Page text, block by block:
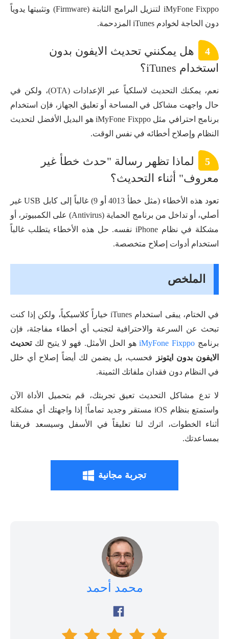
iMyFone Fixppo لتنزيل البرامج الثابتة (Firmware) وتثبيتها يدوياً
دون الحاجة لخوادم iTunes المزدحمة.
4
هل يمكنني تحديث الايفون بدون
استخدام iTunes؟
نعم، يمكنك التحديث لاسلكياً عبر الإعدادات (OTA)، ولكن في
حال واجهت مشاكل في المساحة أو تعليق الجهاز، فإن استخدام
برنامج احترافي مثل iMyFone Fixppo هو البديل الأفضل لتحديث
النظام وإصلاح أخطائه في نفس الوقت.
5
لماذا تظهر رسالة "حدث خطأ غير
معروف" أثناء التحديث؟
تعود هذه الأخطاء (مثل خطأ 4013 أو 9) غالباً إلى كابل USB غير
أصلي، أو تداخل من برنامج الحماية (Antivirus) على الكمبيوتر، أو
مشكلة في نظام iPhone نفسه. حل هذه الأخطاء يتطلب غالباً
استخدام أدوات إصلاح متخصصة.
الملخص
في الختام، يبقى استخدام iTunes خياراً كلاسيكياً، ولكن إذا كنت
تبحث عن السرعة والاحترافية لتجنب أي أخطاء مفاجئة، فإن
برنامج iMyFone Fixppoهو الحل الأمثل. فهو لا يتيح لكتحديث
الايفون بدون ايتونز
فحسب، بل يضمن لك أيضاً إصلاح أي خلل
في النظام دون فقدان ملفاتك الثمينة.
لا تدع مشاكل التحديث تعيق تجربتك، قم بتحميل الأداة الآن
واستمتع بنظام iOS مستقر وجديد تماماً! إذا واجهتك أي مشكلة
أثناء الخطوات، اترك لنا تعليقاً في الأسفل وسيسعد فريقنا
بمساعدتك.
تجربة مجانية
محمد أحمد